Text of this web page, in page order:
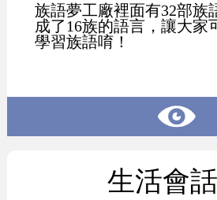
族語夢工廠裡面有32部族
成了16族的語言，讓大家
學習族語唷！
生活會